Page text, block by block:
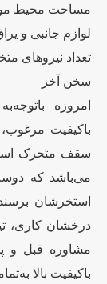
مساحت محیط
لوازم جانبی و
تعداد نیروهای
سخن آخر
امروزه
باکیفیت
سقف متحرک
می‌باشد که
استخرشان
درخشان کاری،
مشاوره قبل و
باکیفیت بالا